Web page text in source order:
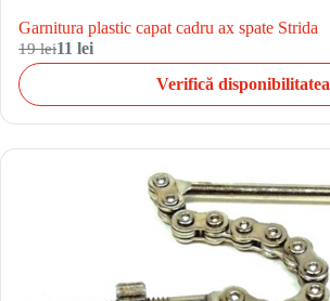
Garnitura plastic capat cadru ax spate Strida
19 lei11 lei
Verifică disponibilitatea